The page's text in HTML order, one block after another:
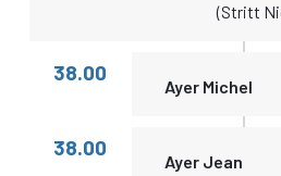
(Stritt
38.00
Ayer Michel
38.00
Ayer Jean